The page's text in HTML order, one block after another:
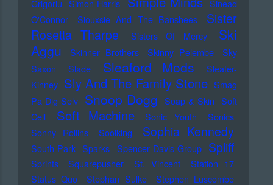
Grigoriu Simon Harris
Sinead
O'Connor
Siouxsie And The Banshees
Sister
Rosetta Tharpe
Sisters Of Mercy
Ski
Aggu
Skinner Brothers Skinny Pelembe
Sky
Saxon
Slade Sleaford Mods
Sleater-
Kinney Sly And The Family Stone Smag
Pa Dig Selv Snoop Dogg Soap & Skin Soft
Cell
Soft Machine Sonic Youth
Sonics
Sonny Rollins
Soolking Sophia Kennedy
South Park Sparks Spencer Davis Group Spliff
Sprints Squarepusher St. Vincent
Station 17
Status Quo
Stephan Sulke Stephen Luscombe